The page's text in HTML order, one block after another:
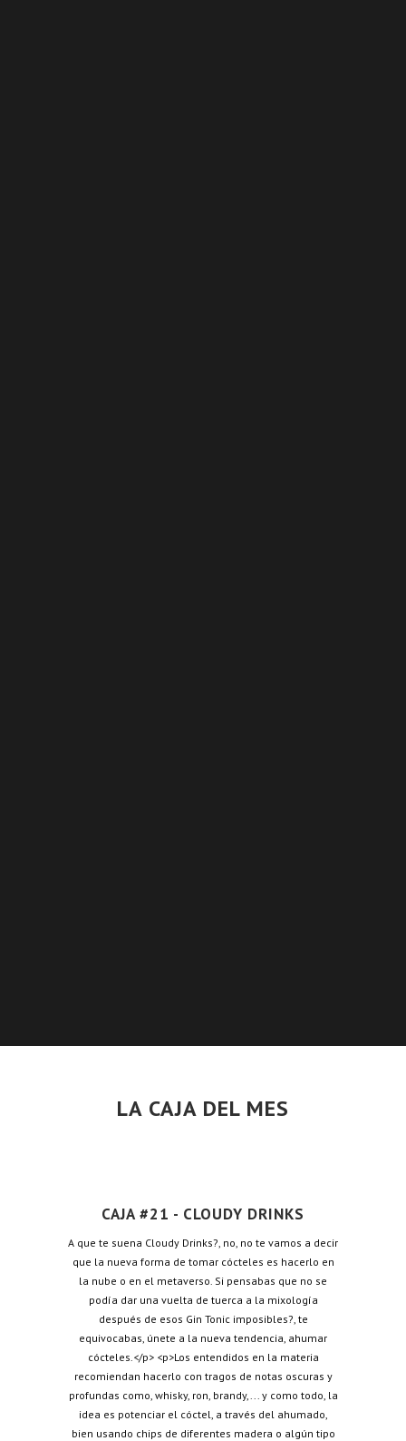
LA CAJA DEL MES
CAJA #21 - CLOUDY DRINKS
A que te suena Cloudy Drinks?, no, no te vamos a decir
que la nueva forma de tomar cócteles es hacerlo en
la nube o en el metaverso. Si pensabas que no se
podía dar una vuelta de tuerca a la mixología
después de esos Gin Tonic imposibles?, te
equivocabas, únete a la nueva tendencia, ahumar
cócteles.</p> <p>Los entendidos en la materia
recomiendan hacerlo con tragos de notas oscuras y
profundas como, whisky, ron, brandy,... y como todo, la
idea es potenciar el cóctel, a través del ahumado,
bien usando chips de diferentes madera o algún tipo